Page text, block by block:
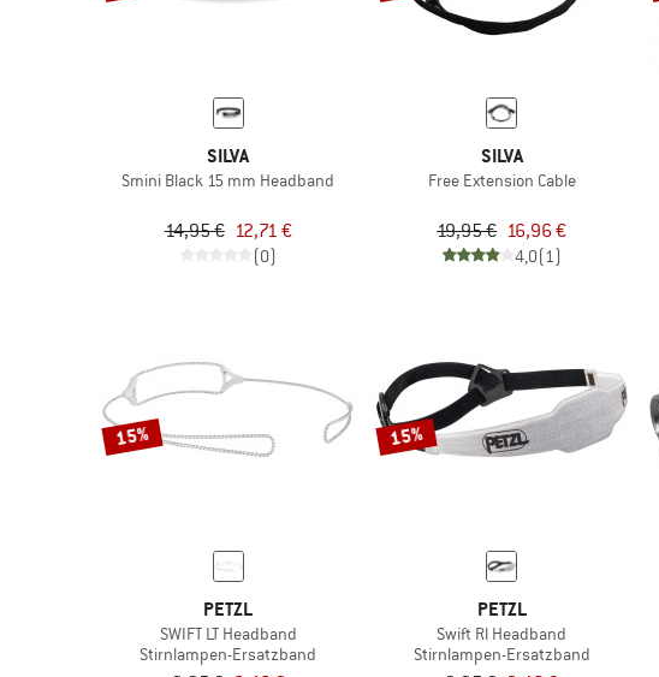
SILVA
Smini Black 15 mm Headband
14,95 € 12,71 €
(0)
SILVA
Free Extension Cable
19,95 € 16,96 €
4,0(1)
15%
PETZL
SWIFT LT Headband
Stirnlampen-Ersatzband
15%
PETZL
Swift Rl Headband
Stirnlampen-Ersatzband